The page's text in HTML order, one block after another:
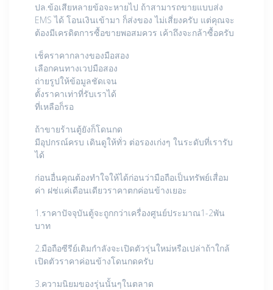
ปล.ข้อเสียหลายข้อจะหายไป ถ้าสามารถขายแบบส่ง
EMS ได้ โอนเงินเข้ามา ก็ส่งของ ไม่เสี่ยงครับ แต่คุณจะ
ต้องมีเครดิตการซื้อขายพอสมควร เค้าถึงจะกล้าซื้อครับ
เช็คราคากลางของมือสอง
เลือกคนทางเวปมือสอง
ถ่ายรูปให้ข้อมูลชัดเจน
ตั้งราคาเท่าที่รับเราได้
ที่เหลือก็รอ
ถ้าขายร้านตู้ยังก็โดนกด
มีอุปกรณ์ครบ เดินดูให้ทั่ว ต่อรองเก่งๆ ในระดับที่เรารับ
ได้
ก่อนอื่นคุณต้องทำใจให้ได้ก่อนว่ามือถือเป็นทรัพย์เสื่อม
ค่า ฝช่แค่เดือนเดียวราคาตกค่อนข้างเยอะ
1.ราคาปัจจุบันตู้จะถูกกว่าเครื่องศูนย์ประมาณ1-2พัน
บาท
2.มือถือซีรีย์เดิมกำลังจะเปิดตัวรุ่นใหม่หรือเปล่าถ้าใกล้
เปิดตัวราคาค่อนข้างโดนกดครับ
3.ความนิยมของรุ่นนั้นๆในตลาด